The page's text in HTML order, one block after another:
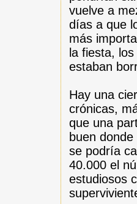
vuelve a
días a que
más
la fiesta,
estaban
Hay una
crónicas,
que una
buen
se podría
40.000 el
estudiosos